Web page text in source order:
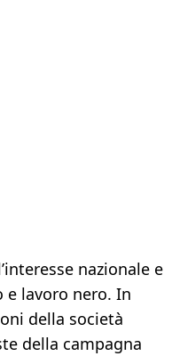
nazionale e
lavoro nero. In
della società
della campagna